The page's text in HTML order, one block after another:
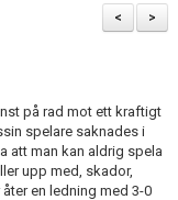
>
<
på rad mot ett kraftigt
spelare saknades i
att man kan aldrig spela
upp med, skador,
en ledning med 3-0